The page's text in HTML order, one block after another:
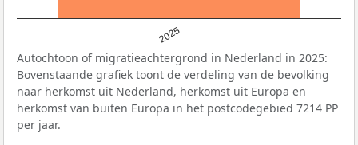
2025
Autochtoon of migratieachtergrond in Nederland in 2025:
Bovenstaande grafiek toont de verdeling van de bevolking
naar herkomst uit Nederland, herkomst uit Europa en
herkomst van buiten Europa in het postcodegebied 7214 PP
per jaar.